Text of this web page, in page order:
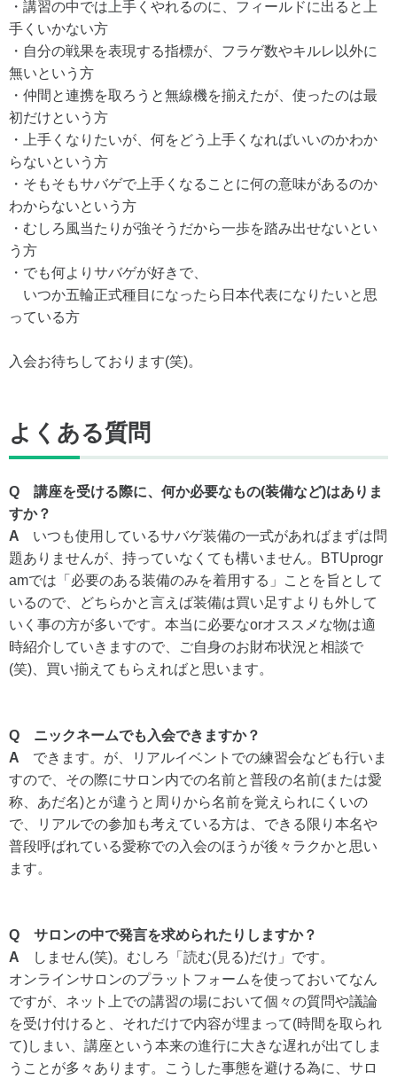
・講習の中では上手くやれるのに、フィールドに出ると上
手くいかない方
・自分の戦果を表現する指標が、フラゲ数やキルレ以外に
無いという方
・仲間と連携を取ろうと無線機を揃えたが、使ったのは最
初だけという方
・上手くなりたいが、何をどう上手くなればいいのかわか
らないという方
・そもそもサバゲで上手くなることに何の意味があるのか
わからないという方
・むしろ風当たりが強そうだから一歩を踏み出せないとい
う方
・でも何よりサバゲが好きで、
いつか五輪正式種目になったら日本代表になりたいと思
っている方
入会お待ちしております(笑)。
よくある質問
Q 講座を受ける際に、何か必要なもの(装備など)はありま
すか？
A いつも使用しているサバゲ装備の一式があればまずは問
題ありませんが、持っていなくても構いません。BTUprogr
amでは「必要のある装備のみを着用する」ことを旨として
いるので、どちらかと言えば装備は買い足すよりも外して
いく事の方が多いです。本当に必要なorオススメな物は適
時紹介していきますので、ご自身のお財布状況と相談で
(笑)、買い揃えてもらえればと思います。
Q ニックネームでも入会できますか？
A できます。が、リアルイベントでの練習会なども行いま
すので、その際にサロン内での名前と普段の名前(または愛
称、あだ名)とが違うと周りから名前を覚えられにくいの
で、リアルでの参加も考えている方は、できる限り本名や
普段呼ばれている愛称での入会のほうが後々ラクかと思い
ます。
Q サロンの中で発言を求められたりしますか？
A
しません(笑)。むしろ「読む(見る)だけ」です。
オンラインサロンのプラットフォームを使っておいてなん
ですが、ネット上での講習の場において個々の質問や議論
を受け付けると、それだけで内容が埋まって(時間を取られ
て)しまい、講座という本来の進行に大きな遅れが出てしま
うことが多々あります。こうした事態を避ける為に、サロ